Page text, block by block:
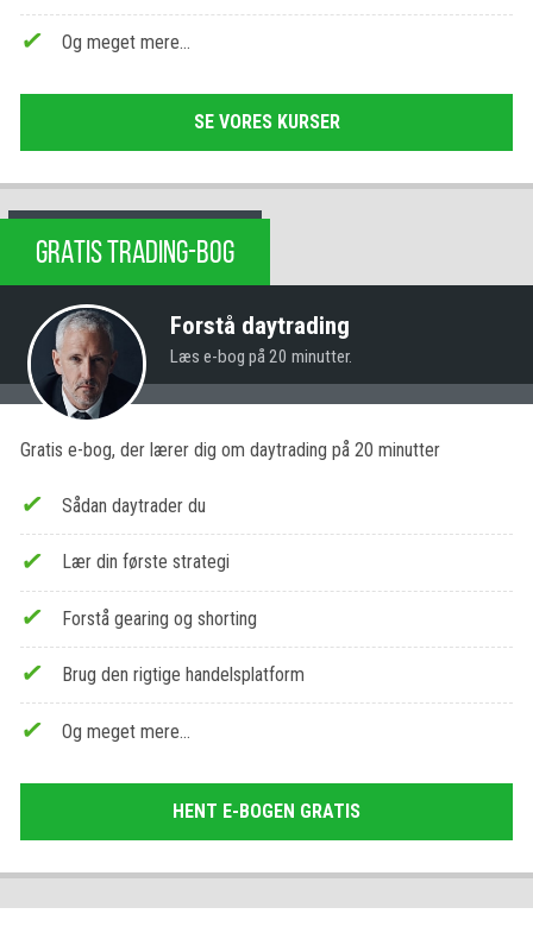
Og meget mere…
SE VORES KURSER
GRATIS TRADING-BOG
Forstå daytrading
Læs e-bog på 20 minutter.
Gratis e-bog, der lærer dig om daytrading på 20 minutter
Sådan daytrader du
Lær din første strategi
Forstå gearing og shorting
Brug den rigtige handelsplatform
Og meget mere…
HENT E-BOGEN GRATIS